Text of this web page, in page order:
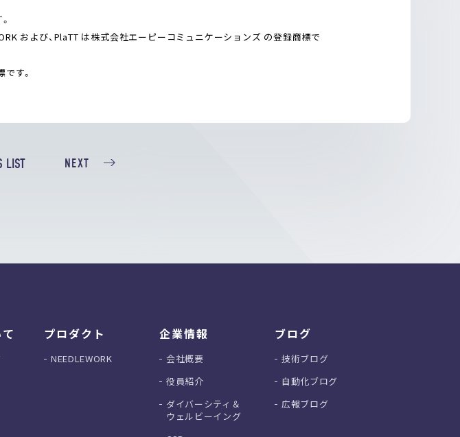
および、PlaTT は株式会社エーピーコミュニケーションズ の登録商標で
す。
LIST NEXT
プロダクト
NEEDLEWORK
企業情報
会社概要
役員紹介
ダイバーシティ＆
ウェルビーイング
ブログ
技術ブログ
自動化ブログ
広報ブログ